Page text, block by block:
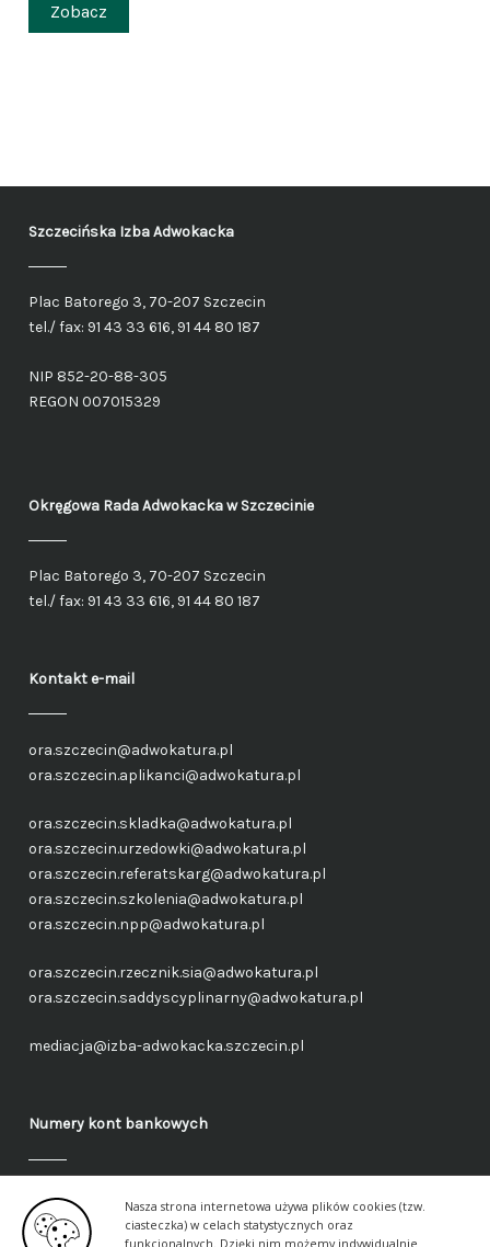
Nasza strona internetowa używa plików cookies (tzw.
ciasteczka) w celach statystycznych oraz
funkcjonalnych. Dzięki nim możemy indywidualnie
Zobacz
Szczecińska Izba Adwokacka
Plac Batorego 3, 70-207 Szczecin
tel./ fax: 91 43 33 616, 91 44 80 187
NIP 852-20-88-305
REGON 007015329
Okręgowa Rada Adwokackaw Szczecinie
Plac Batorego 3, 70-207 Szczecin
tel./ fax: 91 43 33 616, 91 44 80 187
Kontakt e-mail
ora.szczecin@adwokatura.pl
ora.szczecin.aplikanci@adwokatura.pl
ora.szczecin.skladka@adwokatura.pl
ora.szczecin.urzedowki@adwokatura.pl
ora.szczecin.referatskarg@adwokatura.pl
ora.szczecin.szkolenia@adwokatura.pl
ora.szczecin.npp@adwokatura.pl
ora.szczecin.rzecznik.sia@adwokatura.pl
ora.szczecin.saddyscyplinarny@adwokatura.pl
mediacja@izba-adwokacka.szczecin.pl
Numery kont bankowych
Fundusz administracyjny – ogólny
40 1050 1559 1000 0090 3288 6591